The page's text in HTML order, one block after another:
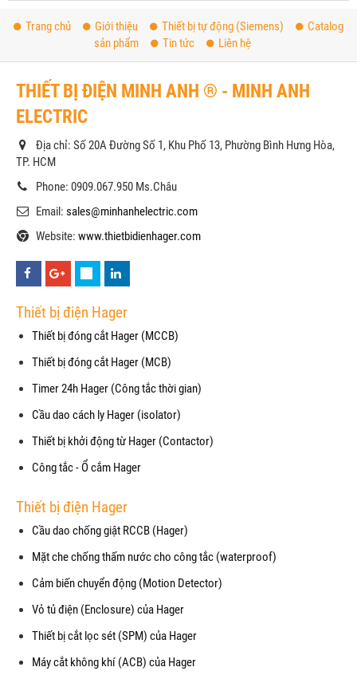
Trang chủ Giới thiệu Thiết bị tự động (Siemens)
Catalog
sản phẩm
Tin tức Liên hệ
THIẾT BỊ ĐIỆN MINH ANH ® - MINH ANH
ELECTRIC
Địa chỉ: Số 20A Đường Số 1, Khu Phố 13, Phường Bình Hưng Hòa,
TP. HCM
Phone: 0909.067.950 Ms.Châu
Email: sales@minhanhelectric.com
Website: www.thietbidienhager.com
Thiết bị điện Hager
Thiết bị đóng cắt Hager (MCCB)
Thiết bị đóng cắt Hager (MCB)
Timer 24h Hager (Công tắc thời gian)
Cầu dao cách ly Hager (isolator)
Thiết bị khởi động từ Hager (Contactor)
Công tắc - Ổ cắm Hager
Thiết bị điện Hager
Cầu dao chống giật RCCB (Hager)
Mặt che chống thấm nước cho công tắc (waterproof)
Cảm biến chuyển động (Motion Detector)
Vỏ tủ điện (Enclosure) của Hager
Thiết bị cắt lọc sét (SPM) của Hager
Máy cắt không khí (ACB) của Hager